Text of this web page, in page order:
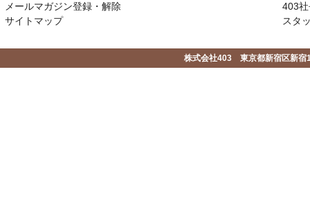
メールマガジン登録・解除
サイトマップ
403
スタ
株式会社403 東京都新宿区新